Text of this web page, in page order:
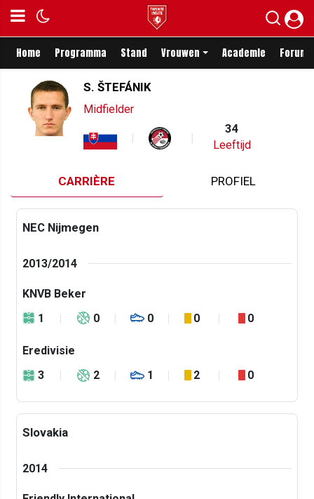
Home Programma Stand Vrouwen Academie Forum
S. ŠTEFÁNIK
Midfielder
34
Leeftijd
CARRIÈRE PROFIEL
NEC Nijmegen
2013/2014
KNVB Beker
1
0 0 0 0
Eredivisie
3
2 1 2 0
Slovakia
2014